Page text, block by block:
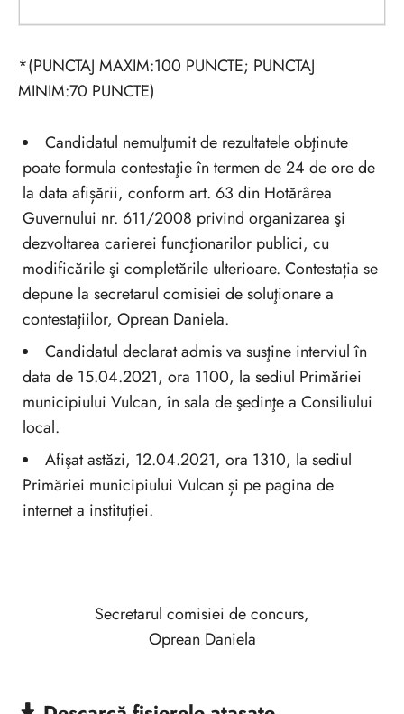
*(PUNCTAJ MAXIM:100 PUNCTE; PUNCTAJ
MINIM:70 PUNCTE)
Candidatul nemulţumit de rezultatele obţinute
poate formula contestaţie în termen de 24 de ore de
la data afișării, conform art. 63 din Hotărârea
Guvernului nr. 611/2008 privind organizarea şi
dezvoltarea carierei funcţionarilor publici, cu
modificările şi completările ulterioare. Contestația se
depune la secretarul comisiei de soluţionare a
contestaţiilor, Oprean Daniela.
Candidatul declarat admis va susţine interviul în
data de 15.04.2021, ora 1100, la sediul Primăriei
municipiului Vulcan, în sala de şedinţe a Consiliului
local.
Afişat astăzi, 12.04.2021, ora 1310, la sediul
Primăriei municipiului Vulcan și pe pagina de
internet a instituției.
Secretarul comisiei de concurs,
Oprean Daniela